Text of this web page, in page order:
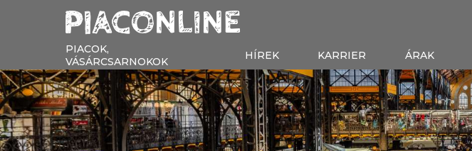
PIACOK,
VÁSÁRCSARNOKOK
HÍREK KARRIER ÁRAK